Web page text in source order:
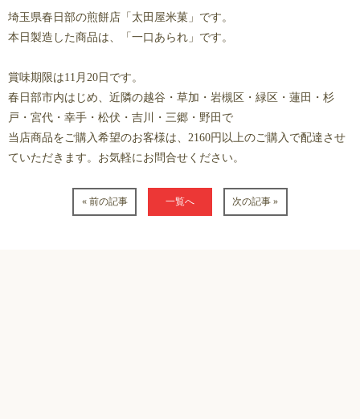
埼玉県春日部の煎餅店「太田屋米菓」です。
本日製造した商品は、「一口あられ」です。
賞味期限は11月20日です。
春日部市内はじめ、近隣の越谷・草加・岩槻区・緑区・蓮田・杉
戸・宮代・幸手・松伏・吉川・三郷・野田で
当店商品をご購入希望のお客様は、2160円以上のご購入で配達させ
ていただきます。お気軽にお問合せください。
« 前の記事 一覧へ 次の記事 »